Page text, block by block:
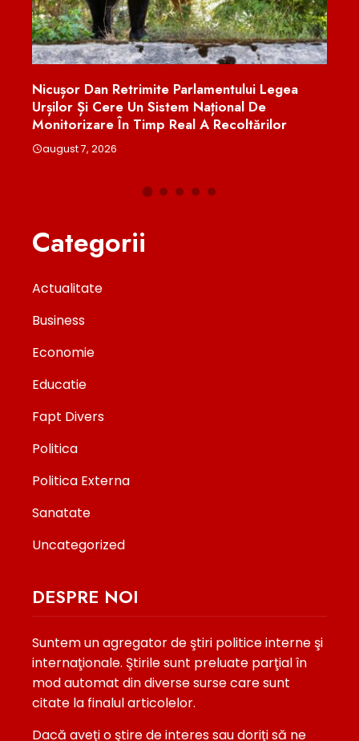
Nicușor Dan Retrimite Parlamentului Legea
Urșilor Și Cere Un Sistem Național De
Monitorizare În Timp Real A Recoltărilor
august 7, 2026
Categorii
Actualitate
Business
Economie
Educatie
Fapt Divers
Politica
Politica Externa
Sanatate
Uncategorized
DESPRE NOI
Suntem un agregator de ştiri politice interne şi
internaţionale. Ştirile sunt preluate parţial în
mod automat din diverse surse care sunt
citate la finalul articolelor.
Dacă aveţi o ştire de interes sau doriţi să ne